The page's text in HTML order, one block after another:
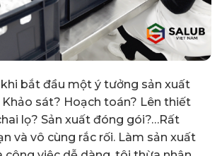
bắt đầu một ý tưởng sản xuất
sát? Hoạch toán? Lên thiết
lọ? Sản xuất đóng gói?…Rất
và vô cùng rắc rối. Làm sản xuất